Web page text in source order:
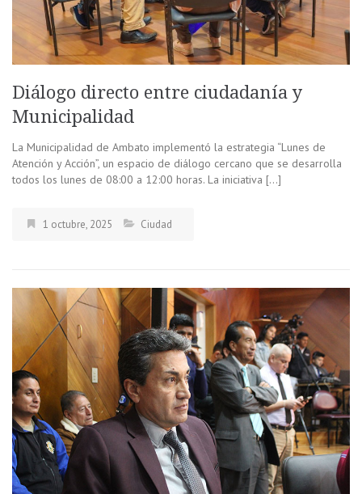
Diálogo directo entre ciudadanía y
Municipalidad
La Municipalidad de Ambato implementó la estrategia “Lunes de
Atención y Acción”, un espacio de diálogo cercano que se desarrolla
todos los lunes de 08:00 a 12:00 horas. La iniciativa […]
1 octubre, 2025 Ciudad